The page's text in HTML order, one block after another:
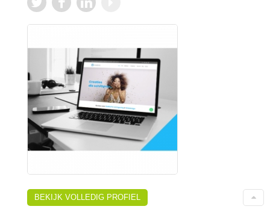
BEKIJK VOLLEDIG PROFIEL